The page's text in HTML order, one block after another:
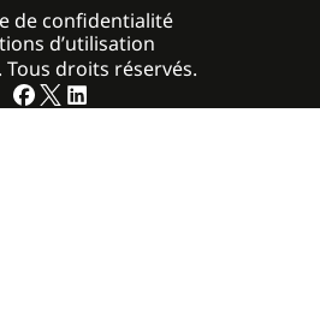
droits réservés.
de confidentialité
d’utilisation